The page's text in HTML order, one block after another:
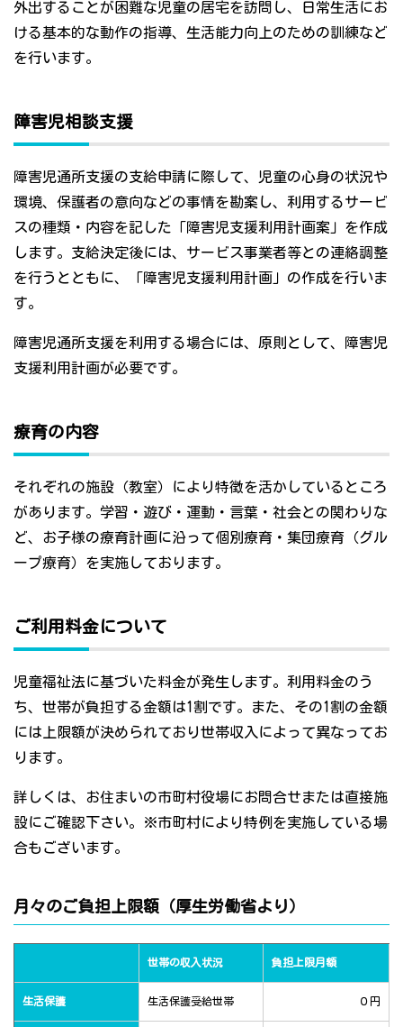
外出することが困難な児童の居宅を訪問し、日常生活にお
ける基本的な動作の指導、生活能力向上のための訓練など
を行います。
障害児相談支援
障害児通所支援の支給申請に際して、児童の心身の状況や
環境、保護者の意向などの事情を勘案し、利用するサービ
スの種類・内容を記した「障害児支援利用計画案」を作成
します。支給決定後には、サービス事業者等との連絡調整
を行うとともに、「障害児支援利用計画」の作成を行いま
す。
障害児通所支援を利用する場合には、原則として、障害児
支援利用計画が必要です。
療育の内容
それぞれの施設（教室）により特徴を活かしているところ
があります。学習・遊び・運動・言葉・社会との関わりな
ど、お子様の療育計画に沿って個別療育・集団療育（グル
ープ療育）を実施しております。
ご利用料金について
児童福祉法に基づいた料金が発生します。利用料金のう
ち、世帯が負担する金額は1割です。また、その1割の金額
には上限額が決められており世帯収入によって異なってお
ります。
詳しくは、お住まいの市町村役場にお問合せまたは直接施
設にご確認下さい。※市町村により特例を実施している場
合もございます。
月々のご負担上限額（厚生労働省より）
世帯の収入状況 負担上限月額
生活保護 生活保護受給世帯 ０円